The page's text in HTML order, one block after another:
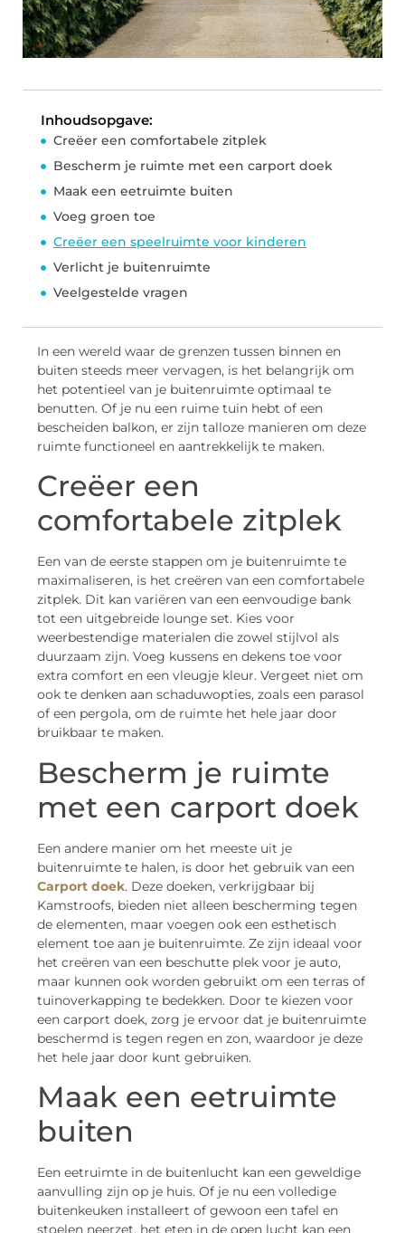
Inhoudsopgave:
Creëer een comfortabele zitplek
Bescherm je ruimte met een carport doek
Maak een eetruimte buiten
Voeg groen toe
Creëer een speelruimte voor kinderen
Verlicht je buitenruimte
Veelgestelde vragen
In een wereld waar de grenzen tussen binnen en
buiten steeds meer vervagen, is het belangrijk om
het potentieel van je buitenruimte optimaal te
benutten. Of je nu een ruime tuin hebt of een
bescheiden balkon, er zijn talloze manieren om deze
ruimte functioneel en aantrekkelijk te maken.
Creëer een
comfortabele zitplek
Een van de eerste stappen om je buitenruimte te
maximaliseren, is het creëren van een comfortabele
zitplek. Dit kan variëren van een eenvoudige bank
tot een uitgebreide lounge set. Kies voor
weerbestendige materialen die zowel stijlvol als
duurzaam zijn. Voeg kussens en dekens toe voor
extra comfort en een vleugje kleur. Vergeet niet om
ook te denken aan schaduwopties, zoals een parasol
of een pergola, om de ruimte het hele jaar door
bruikbaar te maken.
Bescherm je ruimte
met een carport doek
Een andere manier om het meeste uit je
buitenruimte te halen, is door het gebruik van een
Carport doek. Deze doeken, verkrijgbaar bij
Kamstroofs, bieden niet alleen bescherming tegen
de elementen, maar voegen ook een esthetisch
element toe aan je buitenruimte. Ze zijn ideaal voor
het creëren van een beschutte plek voor je auto,
maar kunnen ook worden gebruikt om een terras of
tuinoverkapping te bedekken. Door te kiezen voor
een carport doek, zorg je ervoor dat je buitenruimte
beschermd is tegen regen en zon, waardoor je deze
het hele jaar door kunt gebruiken.
Maak een eetruimte
buiten
Een eetruimte in de buitenlucht kan een geweldige
aanvulling zijn op je huis. Of je nu een volledige
buitenkeuken installeert of gewoon een tafel en
stoelen neerzet, het eten in de open lucht kan een